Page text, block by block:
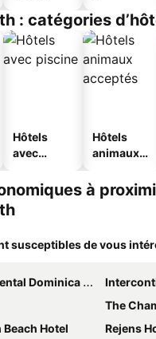
: catégories
Hôtels
avec
Hôtels
animaux
à
susceptibles de vous
Cabrits Resort & Spa by IHG
Intercontinental
The
Hotel
Rejens